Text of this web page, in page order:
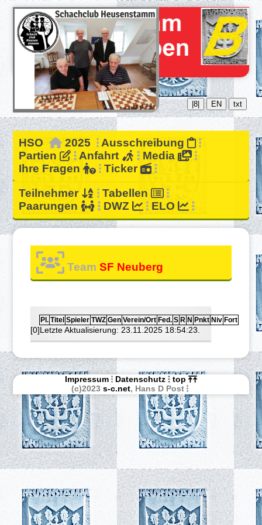
|8| EN txt
HSO 2025
Ausschreibung
Partien
Anfahrt
Media
Ihre Fragen
Ticker
Teilnehmer
Tabellen
Paarungen
DWZ ELO
Team SF Neuberg
Pl. Titel Spieler TWZ Gen Verein/Ort Fed. S R N Pnkt Niv Fort
[0]Letzte Aktualisierung: 23.11.2025 18:54:23.
Impressum Datenschutz
top
(c)2023 s-c.net, Hans D Post